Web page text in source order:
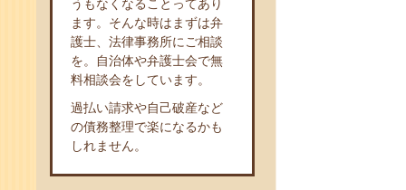
うもなくなることってあり
ます。そんな時はまずは弁
護士、法律事務所にご相談
を。自治体や弁護士会で無
料相談会をしています。
過払い請求や自己破産など
の債務整理で楽になるかも
しれません。